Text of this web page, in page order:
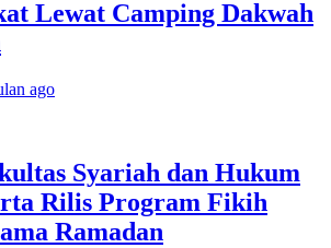
Lewat Camping Dakwah
ago
Syariah dan Hukum
Rilis Program Fikih
Ramadan